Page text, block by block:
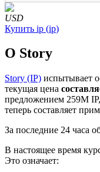
Фьючерсы на
TradFi
USD
Купить ip (ip)
О Story
Story (IP) испытывает
текущая цена
предложением 259M
теперь составляет
За последние 24 часа
В настоящее время
Это означает: